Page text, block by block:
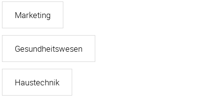
Marketing
Gesundheitswesen
Haustechnik